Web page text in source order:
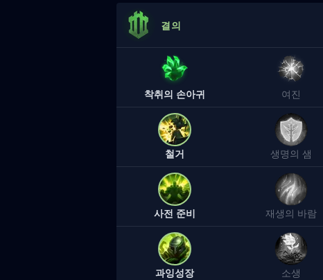
결의
착취의 손아귀 여진
철거 생명의 샘
사전 준비 재생의 바람
과잉성장 소생